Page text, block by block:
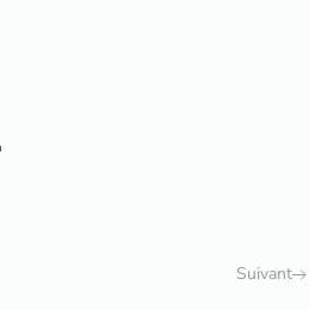
Suivant